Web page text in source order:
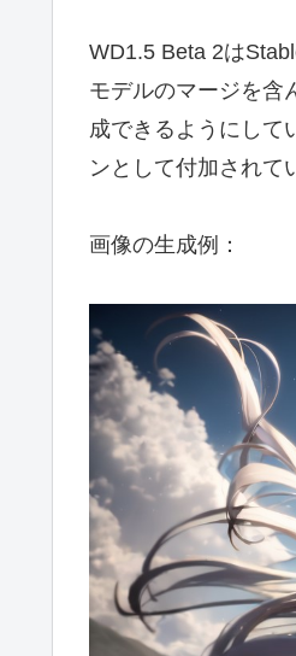
WD1.5 Beta 2は
モデルのマージを含
成できるようにして
ンとして付加されて
画像の生成例：